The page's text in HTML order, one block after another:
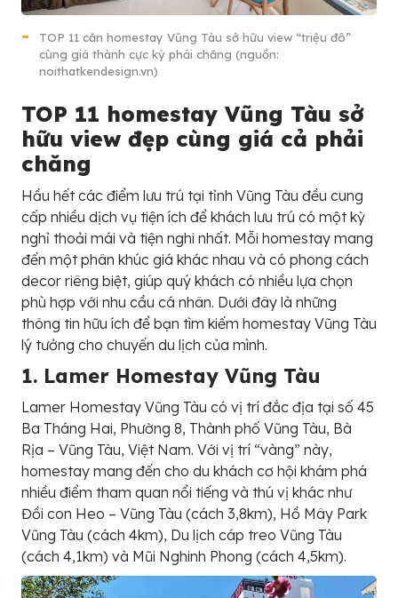
TOP 11 căn homestay Vũng Tàu sở hữu view “triệu đô”
cùng giá thành cực kỳ phải chăng (nguồn:
noithatkendesign.vn)
TOP 11 homestay Vũng Tàu sở
hữu view đẹp cùng giá cả phải
chăng
Hầu hết các điểm lưu trú tại tỉnh Vũng Tàu đều cung
cấp nhiều dịch vụ tiện ích để khách lưu trú có một kỳ
nghỉ thoải mái và tiện nghi nhất. Mỗi homestay mang
đến một phân khúc giá khác nhau và có phong cách
decor riêng biệt, giúp quý khách có nhiều lựa chọn
phù hợp với nhu cầu cá nhân. Dưới đây là những
thông tin hữu ích để bạn tìm kiếm homestay Vũng Tàu
lý tưởng cho chuyến du lịch của mình.
1. Lamer Homestay Vũng Tàu
Lamer Homestay Vũng Tàu có vị trí đắc địa tại số 45
Ba Tháng Hai, Phường 8, Thành phố Vũng Tàu, Bà
Rịa – Vũng Tàu, Việt Nam. Với vị trí “vàng” này,
homestay mang đến cho du khách cơ hội khám phá
nhiều điểm tham quan nổi tiếng và thú vị khác như
Đồi con Heo – Vũng Tàu (cách 3,8km), Hồ Mây Park
Vũng Tàu (cách 4km), Du lịch cáp treo Vũng Tàu
(cách 4,1km) và Mũi Nghinh Phong (cách 4,5km).